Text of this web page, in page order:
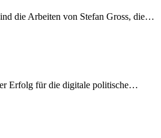
die Arbeiten von Stefan Gross, die…
Erfolg für die digitale politische…